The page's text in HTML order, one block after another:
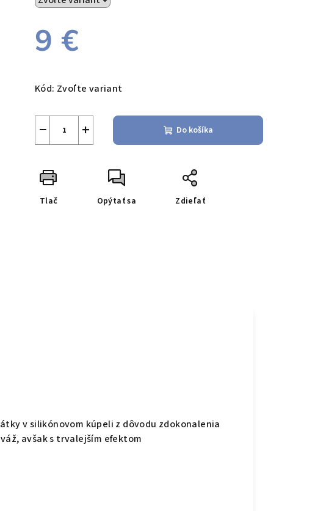
9 €
cena:
Kód: Zvoľte variant
+
− Do košíka
Tlač Opýtať sa Zdieľať
v silikónovom kúpeli z dôvodu zdokonalenia
avšak s trvalejším efektom